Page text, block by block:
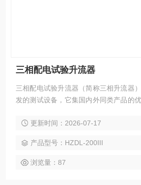
三相配电试验升流器
三相配电试验升流器（简称三相升流器
发的测试设备，它集国内外同类产品的
耗、大容量的自藕调压器和高导磁率铁
动机保护器，接触器，断器器，空气开
保护屏校验。
更新时间：2026-07-17
产品型号：HZDL-200III
浏览量：87